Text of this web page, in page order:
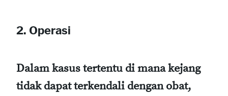
2. Operasi
Dalam kasus tertentu di mana kejang
tidak dapat terkendali dengan obat,